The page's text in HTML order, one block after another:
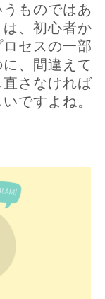
ものではあ
、初心者か
セスの一部
、間違えて
さなければ
ですよね。